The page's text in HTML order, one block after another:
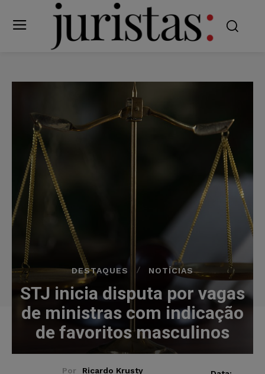
DESTAQUES NOTÍCIAS
STJ inicia disputa por vagas
de ministras com indicação
de favoritos masculinos
Por Ricardo Krusty